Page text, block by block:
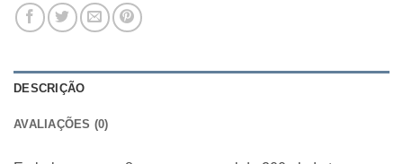
DESCRIÇÃO
AVALIAÇÕES (0)